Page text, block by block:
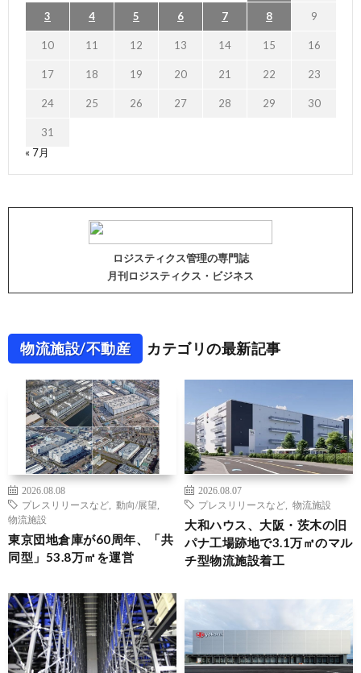
3 4 5 6 7 8 9
10 11 12 13 14 15 16
17 18 19 20 21 22 23
24 25 26 27 28 29 30
31
« 7月
ロジスティクス管理の専門誌
月刊ロジスティクス・ビジネス
物流施設/不動産 カテゴリの最新記事
2026.08.08
プレスリリースなど
動向/展望
物流施設
東京団地倉庫が60周年、「共
同型」53.8万㎡を運営
2026.08.07
プレスリリースなど
物流施設
大和ハウス、大阪・茨木の旧
パナ工場跡地で3.1万㎡のマル
チ型物流施設着工